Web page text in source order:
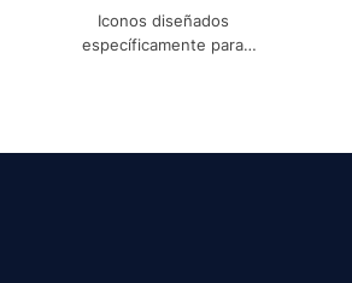
Iconos diseñados
específicamente para